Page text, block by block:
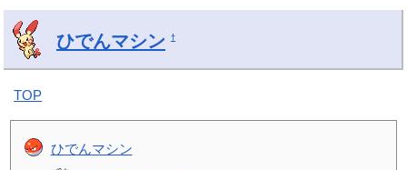
ひでんマシン †
TOP
ひでんマシン